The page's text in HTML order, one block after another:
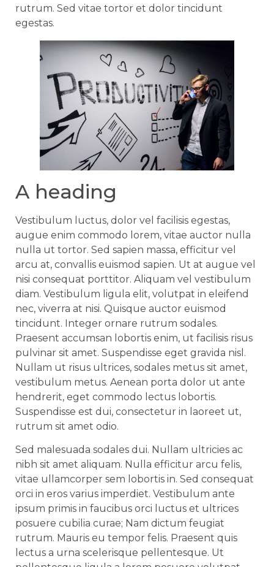
rutrum. Sed vitae tortor et dolor tincidunt
egestas.
A heading
Vestibulum luctus, dolor vel facilisis egestas,
augue enim commodo lorem, vitae auctor nulla
nulla ut tortor. Sed sapien massa, efficitur vel
arcu at, convallis euismod sapien. Ut at augue vel
nisi consequat porttitor. Aliquam vel vestibulum
diam. Vestibulum ligula elit, volutpat in eleifend
nec, viverra at nisi. Quisque auctor euismod
tincidunt. Integer ornare rutrum sodales.
Praesent accumsan lobortis enim, ut facilisis risus
pulvinar sit amet. Suspendisse eget gravida nisl.
Nullam ut risus ultrices, sodales metus sit amet,
vestibulum metus. Aenean porta dolor ut ante
hendrerit, eget commodo lectus lobortis.
Suspendisse est dui, consectetur in laoreet ut,
rutrum sit amet odio.
Sed malesuada sodales dui. Nullam ultricies ac
nibh sit amet aliquam. Nulla efficitur arcu felis,
vitae ullamcorper sem lobortis in. Sed consequat
orci in eros varius imperdiet. Vestibulum ante
ipsum primis in faucibus orci luctus et ultrices
posuere cubilia curae; Nam dictum feugiat
rutrum. Mauris eu tempor felis. Praesent quis
lectus a urna scelerisque pellentesque. Ut